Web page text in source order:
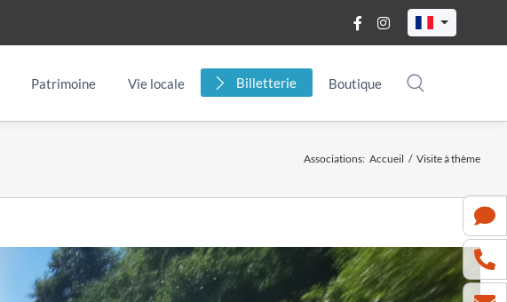
Patrimoine Vie locale Billetterie Boutique
Associations: Accueil / Visite à thème